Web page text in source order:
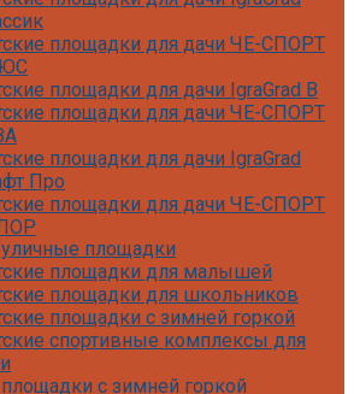
площадки для дачи ЧЕ-СПОРТ
площадки для дачи IgraGrad B
площадки для дачи ЧЕ-СПОРТ
площадки для дачи IgraGrad
Про
площадки для дачи ЧЕ-СПОРТ
площадки для дачи IgraGrad С
площадки для дачи ЧЕ-СПОРТ
площадки для дачи Савушка
уличные игровые площадки
дачи IgraGrad К
площадки
площадки для малышей
площадки для школьников
площадки с зимней горкой
спортивные комплексы для
с зимней горкой